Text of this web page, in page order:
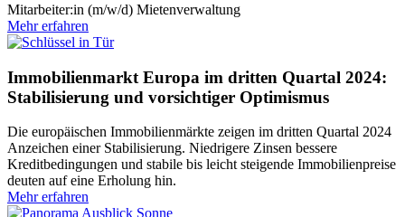
Mitarbeiter:in (m/w/d) Mietenverwaltung
Mehr erfahren
Immobilienmarkt Europa im dritten Quartal 2024:
Stabilisierung und vorsichtiger Optimismus
Die europäischen Immobilienmärkte zeigen im dritten Quartal 2024
Anzeichen einer Stabilisierung. Niedrigere Zinsen bessere
Kreditbedingungen und stabile bis leicht steigende Immobilienpreise
deuten auf eine Erholung hin.
Mehr erfahren